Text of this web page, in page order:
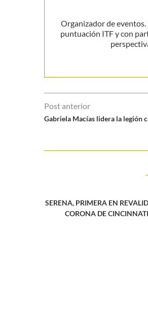
Organizador de
puntuación ITF y con
Post anterior
Gabriela Macías lidera la legión
EN REVALIDAR LA
DE CINCINNATI